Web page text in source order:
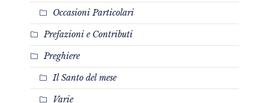
Occasioni Particolari
Prefazioni e Contributi
Preghiere
Il Santo del mese
Varie